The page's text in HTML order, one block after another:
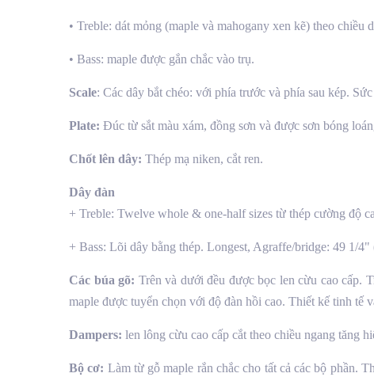
• Treble: dát mỏng (maple và mahogany xen kẽ) theo
• Bass: maple được gắn chắc vào trụ.
Scale: Các dây bắt chéo: với phía trước và phía sau kép.
Plate: Đúc từ sắt màu xám, đồng sơn và được sơn bóng
Chốt lên dây: Thép mạ niken, cắt ren.
Dây đàn
+ Treble: Twelve whole & one-half sizes từ thép cường độ
+ Bass: Lõi dây bằng thép. Longest, Agraffe/bridge: 49 1/4"
Các búa gõ: Trên và dưới đều được bọc len cừu cao cấp.
maple được tuyển chọn với độ đàn hồi cao. Thiết kế tinh tế
Dampers: len lông cừu cao cấp cắt theo chiều ngang tăng
Bộ cơ: Làm từ gỗ maple rắn chắc cho tất cả các bộ phần.